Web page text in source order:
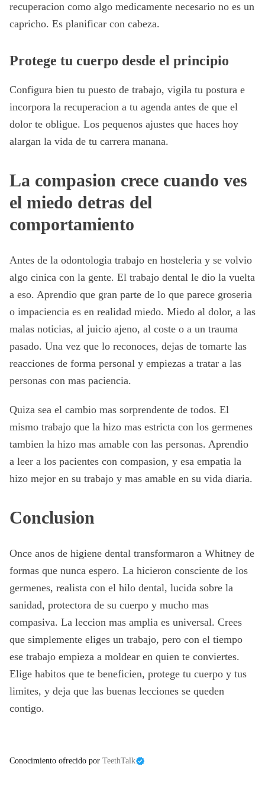
recuperacion como algo medicamente necesario no es un
capricho. Es planificar con cabeza.
Protege tu cuerpo desde el principio
Configura bien tu puesto de trabajo, vigila tu postura e
incorpora la recuperacion a tu agenda antes de que el
dolor te obligue. Los pequenos ajustes que haces hoy
alargan la vida de tu carrera manana.
La compasion crece cuando ves
el miedo detras del
comportamiento
Antes de la odontologia trabajo en hosteleria y se volvio
algo cinica con la gente. El trabajo dental le dio la vuelta
a eso. Aprendio que gran parte de lo que parece groseria
o impaciencia es en realidad miedo. Miedo al dolor, a las
malas noticias, al juicio ajeno, al coste o a un trauma
pasado. Una vez que lo reconoces, dejas de tomarte las
reacciones de forma personal y empiezas a tratar a las
personas con mas paciencia.
Quiza sea el cambio mas sorprendente de todos. El
mismo trabajo que la hizo mas estricta con los germenes
tambien la hizo mas amable con las personas. Aprendio
a leer a los pacientes con compasion, y esa empatia la
hizo mejor en su trabajo y mas amable en su vida diaria.
Conclusion
Once anos de higiene dental transformaron a Whitney de
formas que nunca espero. La hicieron consciente de los
germenes, realista con el hilo dental, lucida sobre la
sanidad, protectora de su cuerpo y mucho mas
compasiva. La leccion mas amplia es universal. Crees
que simplemente eliges un trabajo, pero con el tiempo
ese trabajo empieza a moldear en quien te conviertes.
Elige habitos que te beneficien, protege tu cuerpo y tus
limites, y deja que las buenas lecciones se queden
contigo.
Conocimiento ofrecido por TeethTalk